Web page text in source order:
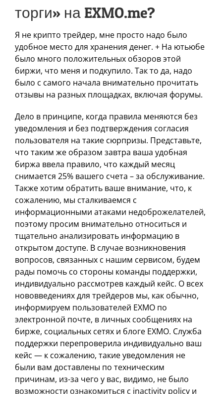
торги»‎ на EXMO.me?
Я не крипто трейдер, мне просто надо было
удобное место для хранения денег. + На ютьюбе
было много положительных обзоров этой
биржи, что меня и подкупило. Так то да, надо
было с самого начала внимательно прочитать
отзывы на разных площадках, включая форумы.
Дело в принципе, когда правила меняются без
уведомления и без подтверждения согласия
пользователя на такие сюрпризы. Представьте,
что таким же образом завтра ваша удобная
биржа ввела правило, что каждый месяц
снимается 25% вашего счета – за обслуживание.
Также хотим обратить ваше внимание, что, к
сожалению, мы сталкиваемся с
информационными атаками недоброжелателей,
поэтому просим внимательно относиться и
тщательно анализировать информацию в
открытом доступе. В случае возникновения
вопросов, связанных с нашим сервисом, будем
рады помочь со стороны команды поддержки,
индивидуально рассмотрев каждый кейс. О всех
нововведениях для трейдеров мы, как обычно,
информируем пользователей EXMO по
электронной почте, в личных сообщениях на
бирже, социальных сетях и блоге EXMO. Служба
поддержки перепроверила индивидуально ваш
кейс — к сожалению, такие уведомления не
были вам доставлены по техническим
причинам, из-за чего у вас, видимо, не было
возможности ознакомиться с inactivity policy и